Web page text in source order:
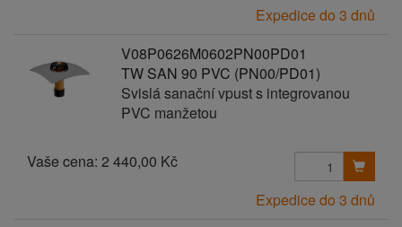
Expedice do 3 dnů
V08P0626M0602PN00PD01
TW SAN 90 PVC (PN00/PD01)
Svislá sanační vpust s integrovanou
PVC manžetou
Vaše cena: 2 440,00 Kč
Expedice do 3 dnů